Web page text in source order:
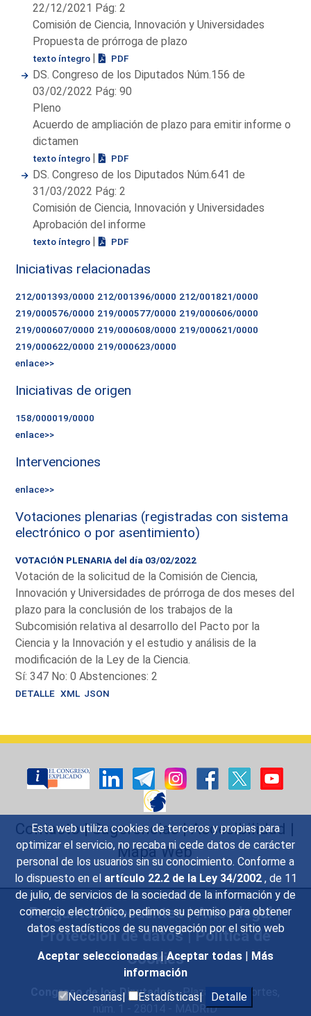
Esta web utiliza cookies de terceros y propias para
optimizar el servicio, no recaba ni cede datos de carácter
personal de los usuarios sin su conocimiento. Conforme a
lo dispuesto en el artículo 22.2 de la Ley 34/2002 , de 11
de julio, de servicios de la sociedad de la información y de
comercio electrónico, pedimos su permiso para obtener
datos estadísticos de su navegación por el sitio web
Aceptar seleccionadas | Aceptar todas | Más
información
Necesarias|
Estadísticas| Detalle
22/12/2021 Pág: 2
Comisión de Ciencia, Innovación y Universidades
Propuesta de prórroga de plazo
texto íntegro | PDF
DS. Congreso de los Diputados Núm.156 de
03/02/2022 Pág: 90
Pleno
Acuerdo de ampliación de plazo para emitir informe o
dictamen
texto íntegro | PDF
DS. Congreso de los Diputados Núm.641 de
31/03/2022 Pág: 2
Comisión de Ciencia, Innovación y Universidades
Aprobación del informe
texto íntegro | PDF
Iniciativas relacionadas
212/001393/0000 212/001396/0000 212/001821/0000
219/000576/0000 219/000577/0000 219/000606/0000
219/000607/0000 219/000608/0000 219/000621/0000
219/000622/0000 219/000623/0000
enlace>>
Iniciativas de origen
158/000019/0000
enlace>>
Intervenciones
enlace>>
Votaciones plenarias (registradas con sistema
electrónico o por asentimiento)
VOTACIÓN PLENARIA del día 03/02/2022
Votación de la solicitud de la Comisión de Ciencia,
Innovación y Universidades de prórroga de dos meses del
plazo para la conclusión de los trabajos de la
Subcomisión relativa al desarrollo del Pacto por la
Ciencia y la Innovación y el estudio y análisis de la
modificación de la Ley de la Ciencia.
Sí: 347 No: 0 Abstenciones: 2
DETALLE XML JSON
Contacto|Sugerencias|Accesibilidad |
Mapa Web
Preguntas Frecuentes|Aviso legal|
Protección de datos|Política de
Cookies
Congreso de los Diputados- Plaza de las Cortes,
núm. 1 - 28014 - MADRID